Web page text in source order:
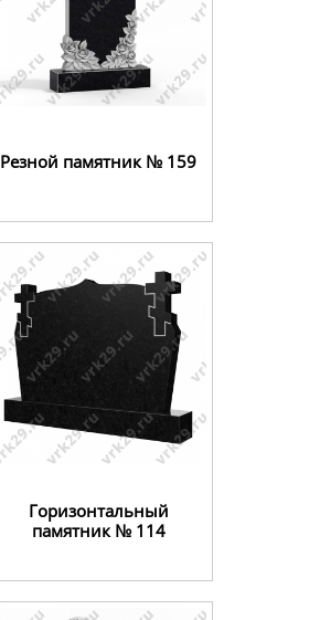
Резной памятник № 159
Горизонтальный
памятник № 114